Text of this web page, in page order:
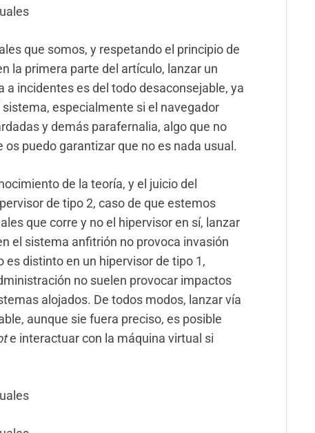
que somos, y respetando el principio de
la primera parte del artículo, lanzar un
a incidentes es del todo desaconsejable, ya
especialmente si el navegador
y demás parafernalia, algo que no
puedo garantizar que no es nada usual.
de la teoría, y el juicio del
de tipo 2, caso de que estemos
que corre y no el hipervisor en sí, lanzar
el sistema anfitrión no provoca invasión
distinto en un hipervisor de tipo 1,
no suelen provocar impactos
alojados. De todos modos, lanzar vía
aunque sie fuera preciso, es posible
e interactuar con la máquina virtual si